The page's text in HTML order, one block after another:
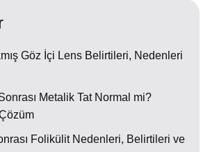
Göz İçi Lens Belirtileri, Nedenleri
Metalik Tat Normal mi?
Folikülit Nedenleri, Belirtileri ve